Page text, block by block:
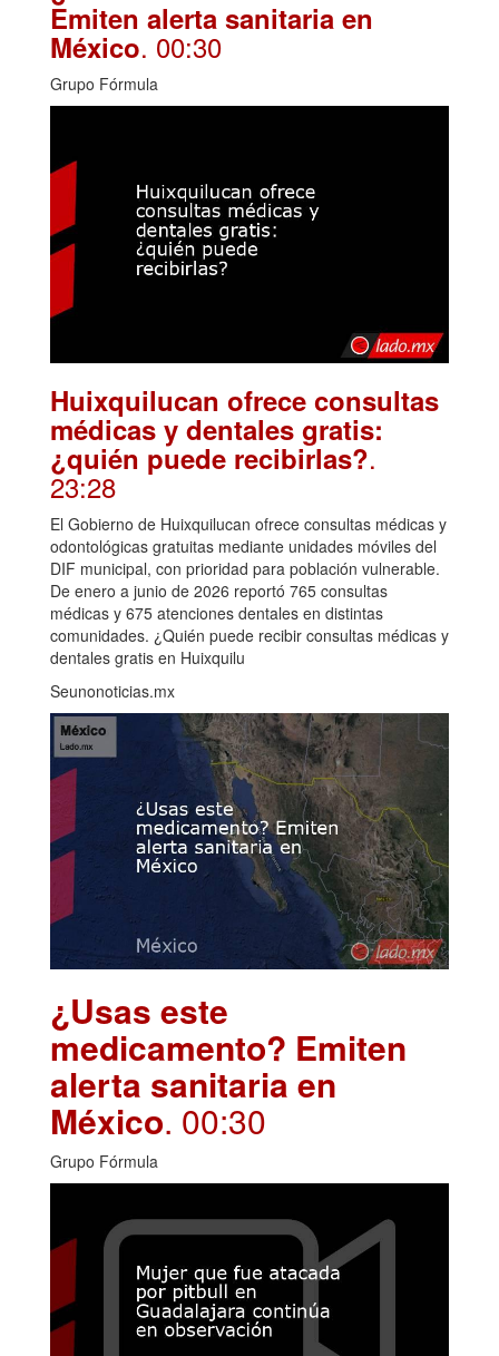
Emiten alerta sanitaria en
México. 00:30
Grupo Fórmula
Huixquilucan ofrece consultas
médicas y dentales gratis:
¿quién puede recibirlas?.
23:28
El Gobierno de Huixquilucan ofrece consultas médicas y
odontológicas gratuitas mediante unidades móviles del
DIF municipal, con prioridad para población vulnerable.
De enero a junio de 2026 reportó 765 consultas
médicas y 675 atenciones dentales en distintas
comunidades. ¿Quién puede recibir consultas médicas y
dentales gratis en Huixquilu
Seunonoticias.mx
¿Usas este
medicamento? Emiten
alerta sanitaria en
México. 00:30
Grupo Fórmula